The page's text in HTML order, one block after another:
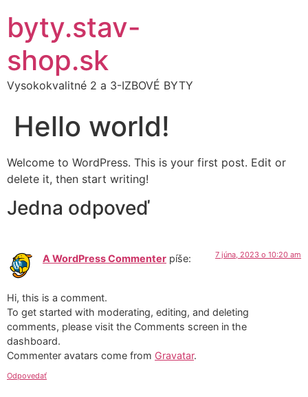
byty.stav-
shop.sk
Vysokokvalitné 2 a 3-IZBOVÉ BYTY
Hello world!
Welcome to WordPress. This is your first post. Edit or
delete it, then start writing!
Jedna odpoveď
A WordPress Commenter píše: 7 júna, 2023 o 10:20 am
Hi, this is a comment.
To get started with moderating, editing, and deleting
comments, please visit the Comments screen in the
dashboard.
Commenter avatars come from Gravatar.
Odpovedať